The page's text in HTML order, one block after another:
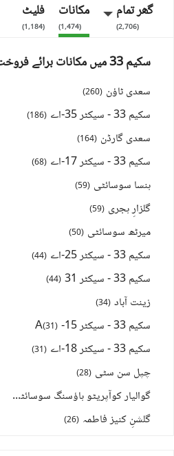
گھر تمام
(
2,706
)
مکانات
(
1,474
)
فلیٹ
(
1,184
)
سکیم 33 میں مکانات برائے فروخت کے مقامات
سعدی ٹاؤن (
260
)
سکیم 33 - سیکٹر 35-اے (
186
)
سعدی گارڈن (
164
)
سکیم 33 - سیکٹر 17-اے (
68
)
ہنسا سوسائٹی (
59
)
گلزارِ ہجری (
59
)
میرٹھ سوسائٹی (
50
)
سکیم 33 - سیکٹر 25-اے (
44
)
سکیم 33 - سیکٹر 31 (
44
)
زینت آباد (
34
)
سکیم 33 - سیکٹر 15-A (31)
سکیم 33 - سیکٹر 18-اے (
31
)
چپل سن سٹی (
28
)
گوالیار کوآپریٹو ہاؤسنگ سوسائٹی
گلشنِ کنیز فاطمہ (
26
)